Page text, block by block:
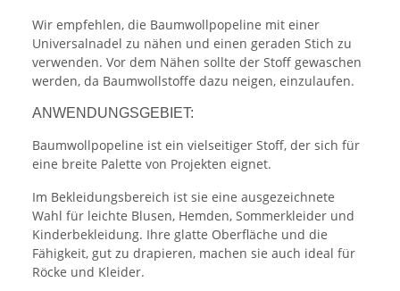
Wir empfehlen, die Baumwollpopeline mit einer
Universalnadel zu nähen und einen geraden Stich zu
verwenden. Vor dem Nähen sollte der Stoff gewaschen
werden, da Baumwollstoffe dazu neigen, einzulaufen.
ANWENDUNGSGEBIET:
Baumwollpopeline ist ein vielseitiger Stoff, der sich für
eine breite Palette von Projekten eignet.
Im Bekleidungsbereich ist sie eine ausgezeichnete
Wahl für leichte Blusen, Hemden, Sommerkleider und
Kinderbekleidung. Ihre glatte Oberfläche und die
Fähigkeit, gut zu drapieren, machen sie auch ideal für
Röcke und Kleider.